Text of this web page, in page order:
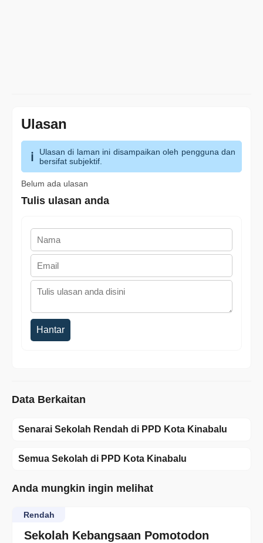
Ulasan
Ulasan di laman ini disampaikan oleh pengguna dan
bersifat subjektif.
Belum ada ulasan
Tulis ulasan anda
Hantar
Data Berkaitan
Senarai Sekolah Rendah di PPD Kota Kinabalu
Semua Sekolah di PPD Kota Kinabalu
Anda mungkin ingin melihat
Sekolah Kebangsaan Pomotodon
Rendah